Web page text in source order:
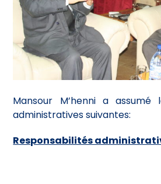
Mansour M’henni a assumé
administratives suivantes:
Responsabilités